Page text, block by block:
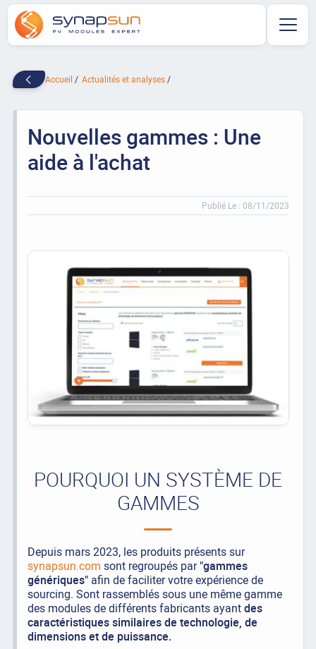
Accueil Actualités et analyses
Nouvelles gammes : Une
aide à l'achat
Publié Le : 08/11/2023
POURQUOI UN SYSTÈME DE
GAMMES
Depuis mars 2023, les produits présents sur
synapsun.com sont regroupés par"gammes
génériques"afin de faciliter votre expérience de
sourcing. Sont rassemblés sous une même gamme
des modules de différents fabricants ayantdes
caractéristiques similaires de technologie, de
dimensions et de puissance.